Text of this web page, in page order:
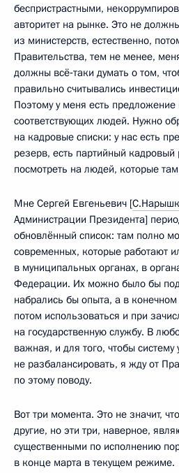
беспристрастными,
авторитет на рынке. Это не
из министерств, естественно,
Правительства, тем не менее,
должны всё‑таки думать о том,
правильно считывались
Поэтому у меня есть
соответствующих людей. Нужно
на кадровые списки: у нас есть
резерв, есть партийный
посмотреть на людей, которые там
Мне Сергей Евгеньевич [
Администрации Президента]
обновлённый список: там полно
современных, которые работают
в муниципальных органах, в
Федерации. Их можно было бы
набрались бы опыта, а в
потом использоваться и при
на государственную службу. В
важная, и для того, чтобы
не разбалансировать, я жду от
по этому поводу.
Вот три момента. Это не значит,
другие, но эти три, наверное,
существенными по исполнению
в конце марта в текущем режиме.